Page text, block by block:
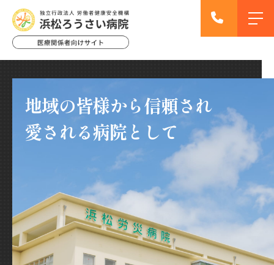
地域の皆様から信頼され
愛される病院として